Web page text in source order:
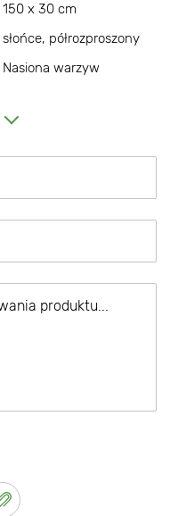
150 х 30 cm
słońce, półrozproszony
Nasiona warzyw